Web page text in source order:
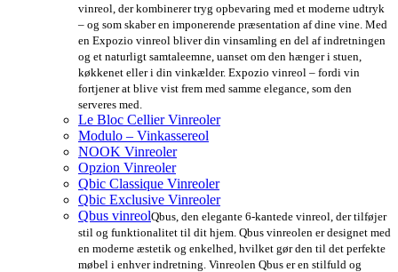
vinreol, der kombinerer tryg opbevaring med et moderne udtryk
– og som skaber en imponerende præsentation af dine vine. Med
en Expozio vinreol bliver din vinsamling en del af indretningen
og et naturligt samtaleemne, uanset om den hænger i stuen,
køkkenet eller i din vinkælder. Expozio vinreol – fordi vin
fortjener at blive vist frem med samme elegance, som den
serveres med.
Le Bloc Cellier Vinreoler
Modulo – Vinkassereol
NOOK Vinreoler
Opzion Vinreoler
Qbic Classique Vinreoler
Qbic Exclusive Vinreoler
Qbus vinreolQbus, den elegante 6-kantede vinreol, der tilføjer
stil og funktionalitet til dit hjem. Qbus vinreolen er designet med
en moderne æstetik og enkelhed, hvilket gør den til det perfekte
møbel i enhver indretning. Vinreolen Qbus er en stilfuld og